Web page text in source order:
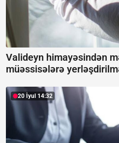
Valideyn himayəsindən
müəssisələrə
20 İyul 14:32